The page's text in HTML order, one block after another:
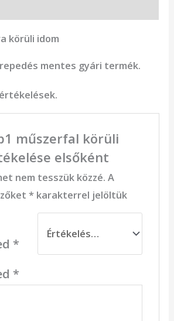
körüli idom
mentes gyári termék.
műszerfal körüli
elsőként
nem tesszük közzé. A
*karakterrel jelöltük
*
*